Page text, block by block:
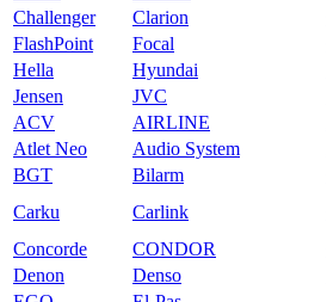
Challenger
Clarion
FlashPoint
Focal
Hella
Hyundai
Jensen
JVC
ACV
AIRLINE
Atlet Neo
Audio System
BGT
Bilarm
Carku
Carlink
Concorde
CONDOR
Denon
Denso